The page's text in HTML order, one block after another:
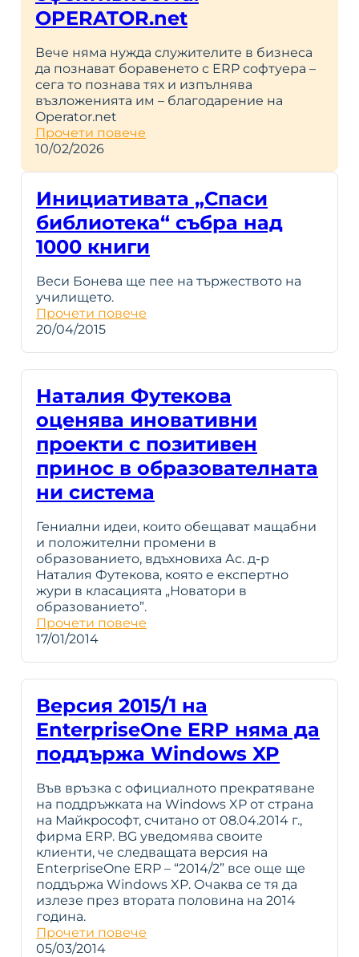
OPERATOR.net
Вече няма нужда служителите в бизнеса
да познават боравенето с ERP софтуера –
сега то познава тях и изпълнява
възложенията им – благодарение на
Operator.net
Прочети повече
10/02/2026
Инициативата „Спаси
библиотека“ събра над
1000 книги
Веси Бонева ще пее на тържеството на
училището.
Прочети повече
20/04/2015
Наталия Футекова
оценява иновативни
проекти с позитивен
принос в образователната
ни система
Гениални идеи, които обещават мащабни
и положителни промени в
образованието, вдъхновиха Ас. д-р
Наталия Футекова, която е експертно
жури в класацията „Новатори в
образованието”.
Прочети повече
17/01/2014
Версия 2015/1 на
EnterpriseOne ERP няма да
поддържа Windows XP
Във връзка с официалното прекратяване
на поддръжката на Windows XP от страна
на Майкрософт, считано от 08.04.2014 г.,
фирма ERP. BG уведомява своите
клиенти, че следващата версия на
EnterpriseOne ERP – “2014/2” все още ще
поддържа Windows XP. Очаква се тя да
излезе през втората половина на 2014
година.
Прочети повече
05/03/2014